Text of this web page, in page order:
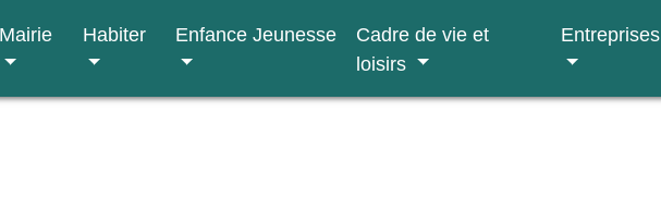
Mairie Habiter Enfance Jeunesse
Cadre de vie et
loisirs
Entreprises